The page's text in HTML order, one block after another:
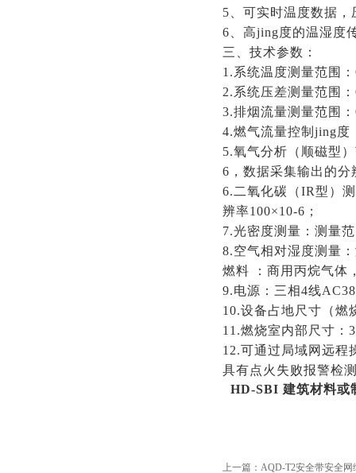
5、可实时温度数据
6、高jing度的温湿度
三、技术参数：
1.系统温度测量范围
2.系统压差测量范围
3.排烟流量测量范围
4.燃气流量控制jing度
5.氧气分析（顺磁型
6，数据采集输出的分
6.二氧化碳（IR型）
辨率100×10-6；
7.光密度测量：测量
8.空气相对湿度测量
燃料
：商用丙烷气体
9.电源：三相4线
10.设备占地尺寸（燃
11.燃烧室内部尺寸：
12.可通过局域网远程
具有点火失败报警检
HD-SBI 建筑材料或
上一篇： AQD-T2安全带安全